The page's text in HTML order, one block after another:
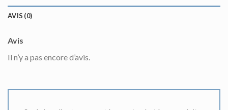
AVIS (0)
Avis
Il n’y a pas encore d’avis.